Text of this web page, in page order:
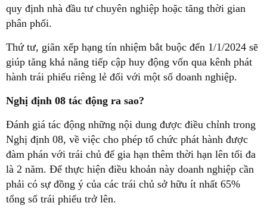
quy định nhà đầu tư chuyên nghiệp hoặc tăng thời gian
phân phối.
Thứ tư, giãn xếp hạng tín nhiệm bắt buộc đến 1/1/2024 sẽ
giúp tăng khả năng tiếp cập huy động vốn qua kênh phát
hành trái phiếu riêng lẻ đối với một số doanh nghiệp.
Nghị định 08 tác động ra sao?
Đánh giá tác động những nội dung được điều chỉnh trong
Nghị định 08, về việc cho phép tổ chức phát hành được
đàm phán với trái chủ để gia hạn thêm thời hạn lên tối đa
là 2 năm. Để thực hiện điều khoản này doanh nghiệp cần
phải có sự đồng ý của các trái chủ sở hữu ít nhất 65%
tổng số trái phiếu trở lên.